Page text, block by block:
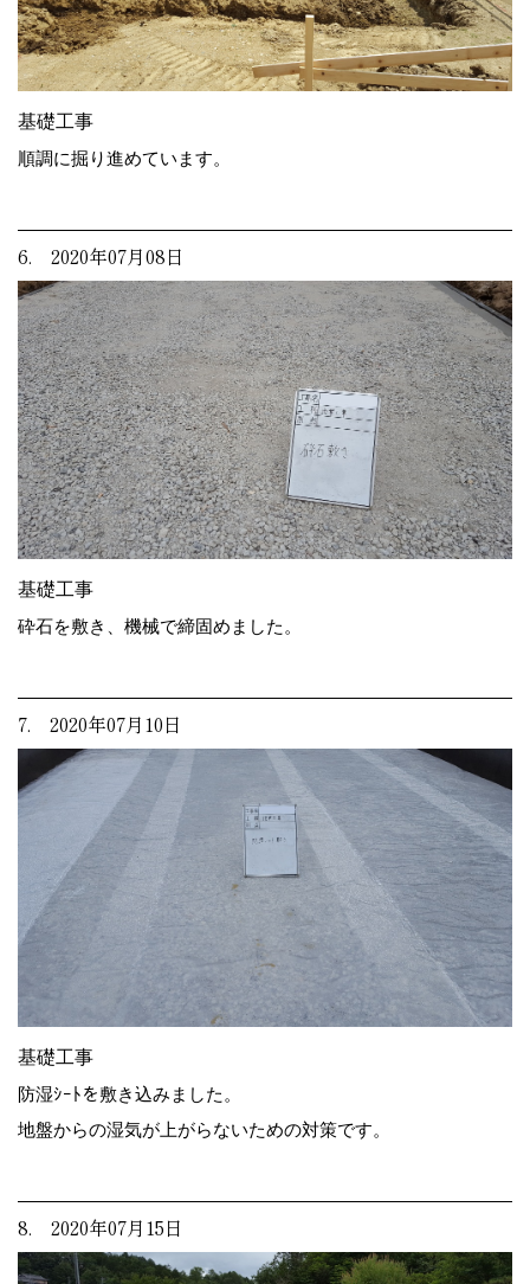
基礎工事
順調に掘り進めています。
6. 2020年07月08日
基礎工事
砕石を敷き、機械で締固めました。
7. 2020年07月10日
基礎工事
防湿ｼｰﾄを敷き込みました。
地盤からの湿気が上がらないための対策です。
8. 2020年07月15日